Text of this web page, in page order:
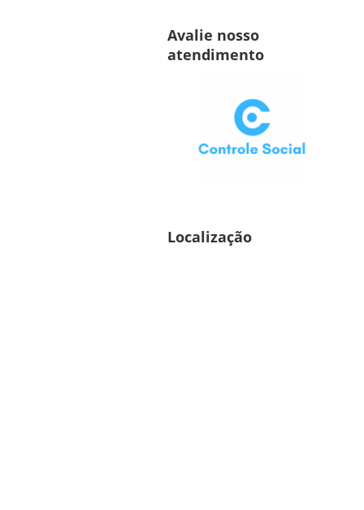
Avalie nosso
atendimento
Localização